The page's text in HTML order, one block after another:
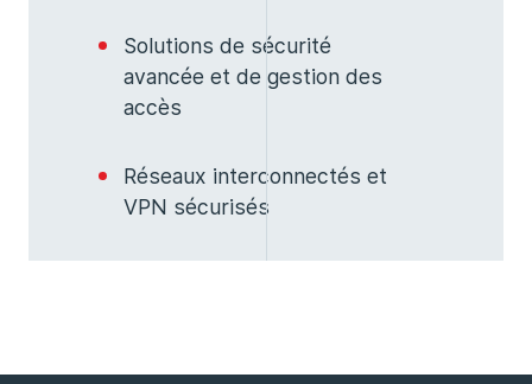
Solutions de sécurité
avancée et de gestion des
accès
Réseaux interconnectés et
VPN sécurisés